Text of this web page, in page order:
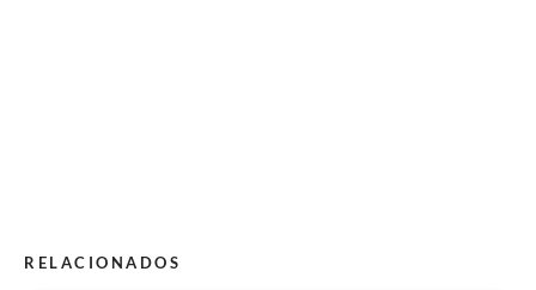
RELACIONADOS